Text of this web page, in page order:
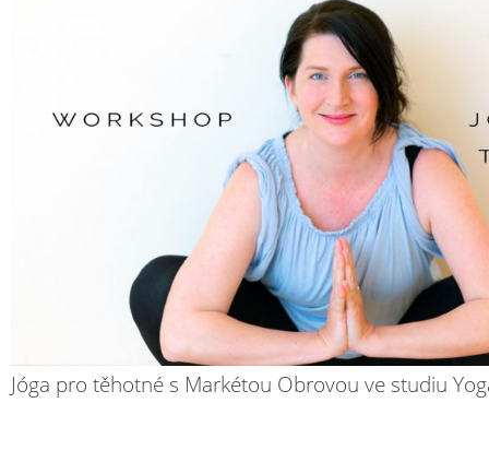
Jóga pro těhotné s Markétou Obrovou ve studiu